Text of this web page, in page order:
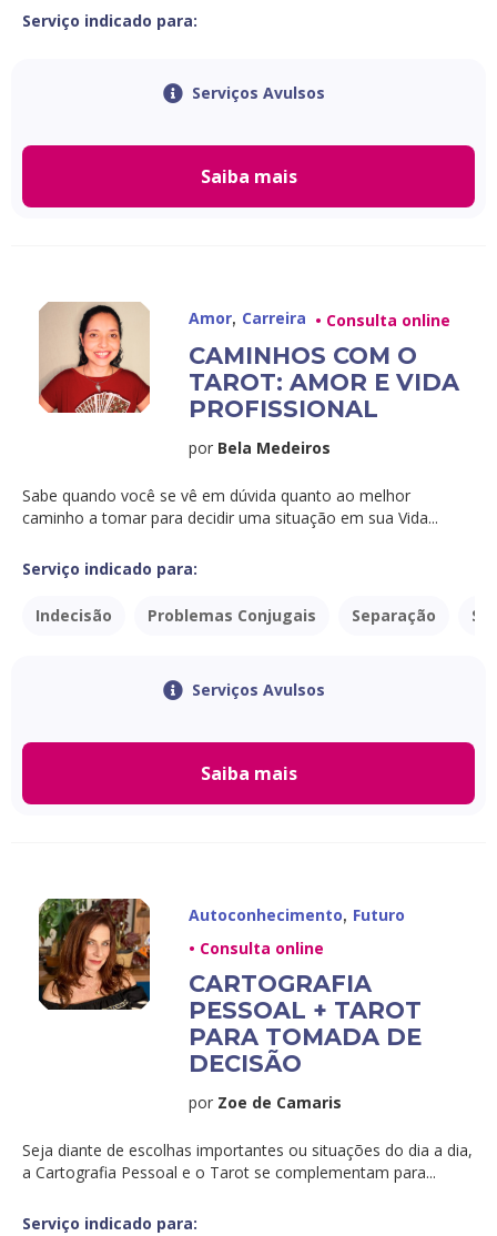
Serviço indicado para:
Serviços Avulsos
Saiba mais
Amor, Carreira • Consulta online
CAMINHOS COM O
TAROT: AMOR E VIDA
PROFISSIONAL
por Bela Medeiros
Sabe quando você se vê em dúvida quanto ao melhor
caminho a tomar para decidir uma situação em sua Vida...
Serviço indicado para:
Indecisão Problemas Conjugais Separação
Serviços Avulsos
Saiba mais
Autoconhecimento, Futuro
• Consulta online
CARTOGRAFIA
PESSOAL + TAROT
PARA TOMADA DE
DECISÃO
por Zoe de Camaris
Seja diante de escolhas importantes ou situações do dia a dia,
a Cartografia Pessoal e o Tarot se complementam para...
Serviço indicado para: